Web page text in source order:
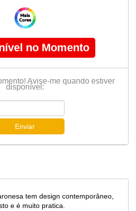
no Momento
Avise-me quando estiver
disponível:
Enviar
tem design contemporâneo,
e é muito pratica.